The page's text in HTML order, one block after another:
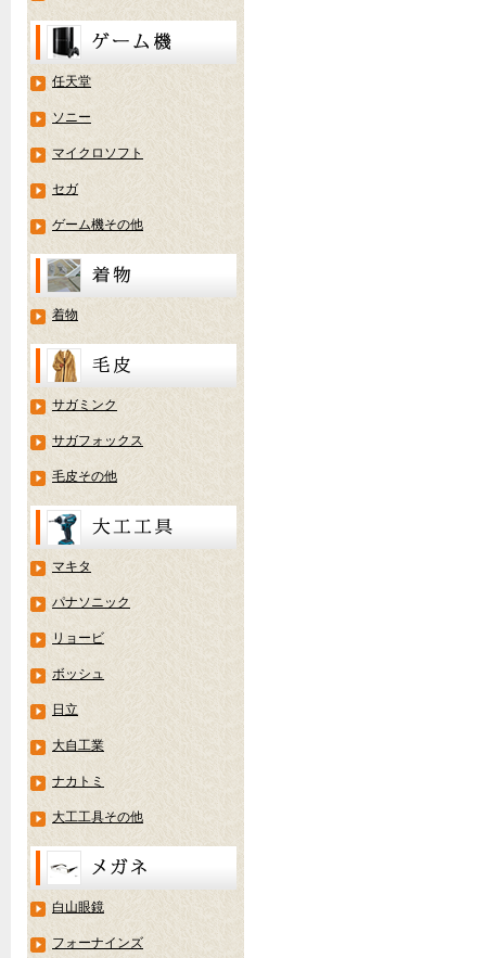
任天堂
ソニー
マイクロソフト
セガ
ゲーム機その他
着物
サガミンク
サガフォックス
毛皮その他
マキタ
パナソニック
リョービ
ボッシュ
日立
大自工業
ナカトミ
大工工具その他
白山眼鏡
フォーナインズ